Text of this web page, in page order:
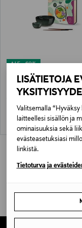
LISÄTIETOJA
Valitsemalla
laitteellesi sisällön ja
ominaisuuksia sekä
evästeasetuksiasi
linkistä.
Tietoturva ja
ALE –60%
Poké Bowl Set -kulho ja
puikkopakkaus